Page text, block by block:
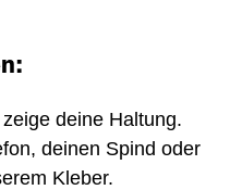
deine Haltung.
deinen Spind oder
Kleber.